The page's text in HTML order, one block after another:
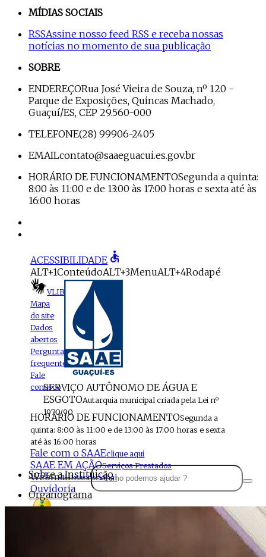
MÍDIAS SOCIAIS
RSSAssine nosso feed RSS e receba nossas
notícias no momento de sua publicação
SOBRE
ENDEREÇORua José Vieira de Souza, nº 120 -
Parque de Exposições, Quincas Machado,
Guaçuí/ES, CEP 29.560-000
TELEFONE(28) 99906-2405
EMAILcontato@saaeguacui.es.gov.br
HORÁRIO DE FUNCIONAMENTOSegunda a quinta:
8:00 às 11:00 e de 13:00 às 17:00 horas e sexta até às
16:00 horas
ACESSIBILIDADE accessible
ALT+1ConteúdoALT+3MenuALT+4Rodapé
VLIBRAS
Mapa
do site
Dados
abertos
Perguntas
frequentes
Fale
conosco
SERVIÇO AUTÔNOMO DE ÁGUA E
ESGOTOAutarquia municipal criada pela Lei nº
1970/90
HORÁRIO DE FUNCIONAMENTOSegunda a
quinta: 8:00 às 11:00 e de 13:00 às 17:00 horas e sexta
até às 16:00 horas
Fale com o SAAEclique aqui
SAAE EM AÇÃOServiços Prestados
WebmailInstitucional
Ouvidoria
Sobre a Instituição
Organograma